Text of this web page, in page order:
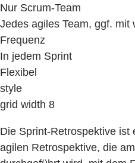
Nur Scrum-Team
Jedes agiles Team, ggf. mit
Frequenz
In jedem Sprint
Flexibel
style
grid width 8
Die Sprint-Retrospektive ist
agilen Retrospektive, die